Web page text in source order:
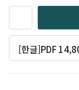
[한글]PDF